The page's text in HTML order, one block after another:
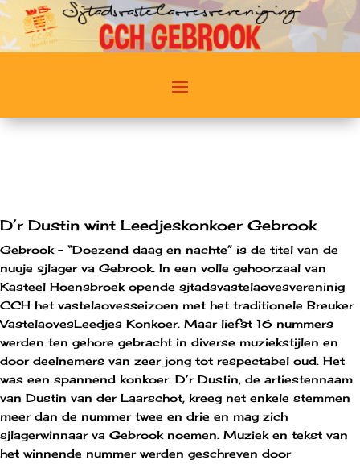
D’r Dustin wint Leedjeskonkoer Gebrook
Gebrook – “Doezend daag en nachte” is de titel van de
nuuje sjlager va Gebrook. In een volle gehoorzaal van
Kasteel Hoensbroek opende sjtadsvastelaovesvereninig
CCH het vastelaovesseizoen met het traditionele Breuker
VastelaovesLeedjes Konkoer. Maar liefst 16 nummers
werden ten gehore gebracht in diverse muziekstijlen en
door deelnemers van zeer jong tot respectabel oud. Het
was een spannend konkoer. D’r Dustin, de artiestennaam
van Dustin van der Laarschot, kreeg net enkele stemmen
meer dan de nummer twee en drie en mag zich
sjlagerwinnaar va Gebrook noemen. Muziek en tekst van
het winnende nummer werden geschreven door